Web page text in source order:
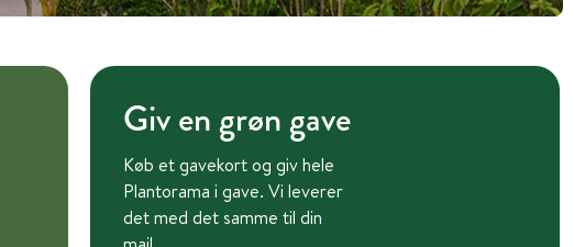
Giv en grøn gave
Køb et gavekort og giv hele
Plantorama i gave. Vi leverer
det med det samme til din